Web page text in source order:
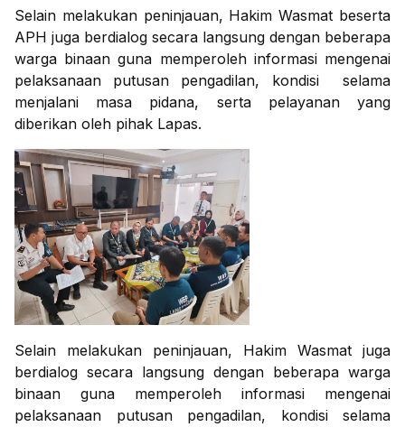
Selain melakukan peninjauan, Hakim Wasmat beserta
APH juga berdialog secara langsung dengan beberapa
warga binaan guna memperoleh informasi mengenai
pelaksanaan putusan pengadilan, kondisi selama
menjalani masa pidana, serta pelayanan yang
diberikan oleh pihak Lapas.
Selain melakukan peninjauan, Hakim Wasmat juga
berdialog secara langsung dengan beberapa warga
binaan guna memperoleh informasi mengenai
pelaksanaan putusan pengadilan, kondisi selama